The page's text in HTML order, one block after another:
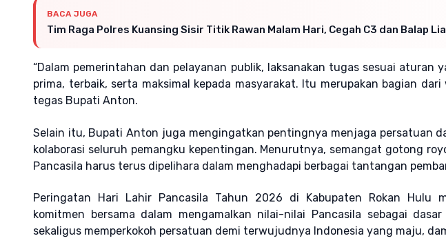
BACA JUGA
Tim Raga Polres Kuansing Sisir Titik Rawan Malam Hari, Cegah C3 dan Balap
“Dalam pemerintahan dan pelayanan publik, laksanakan tugas sesuai aturan
prima, terbaik, serta maksimal kepada masyarakat. Itu merupakan bagian
tegas Bupati Anton.
Selain itu, Bupati Anton juga mengingatkan pentingnya menjaga persatuan
kolaborasi seluruh pemangku kepentingan. Menurutnya, semangat gotong
Pancasila harus terus dipelihara dalam menghadapi berbagai tantangan
Peringatan Hari Lahir Pancasila Tahun 2026 di Kabupaten Rokan Hulu
komitmen bersama dalam mengamalkan nilai-nilai Pancasila sebagai
sekaligus memperkokoh persatuan demi terwujudnya Indonesia yang maju,